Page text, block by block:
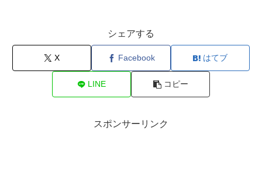
シェアする
X Facebook はてブ
LINE コピー
スポンサーリンク